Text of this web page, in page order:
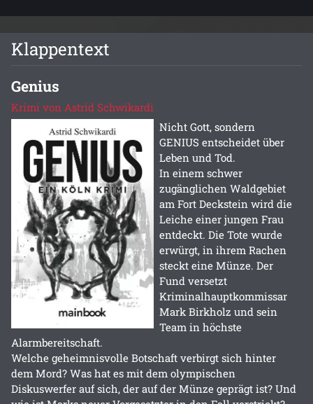
Klappentext
Genius
Krimi von Astrid Schwikardi
Nicht Gott, sondern
GENIUS entscheidet über
Leben und Tod.
In einem schwer
zugänglichen Waldgebiet
am Fort Deckstein wird die
Leiche einer jungen Frau
entdeckt. Die Tote wurde
erwürgt, in ihrem Rachen
steckt eine Münze. Der
Fund versetzt
Kriminalhauptkommissar
Mark Birkholz und sein
Team in höchste
Alarmbereitschaft.
Welche geheimnisvolle Botschaft verbirgt sich hinter
dem Mord? Was hat es mit dem olympischen
Diskuswerfer auf sich, der auf der Münze geprägt ist? Und